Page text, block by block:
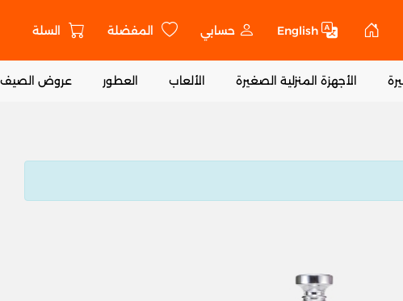
English حسابي المفضلة السلة
الأجهزة المنزلية الصغيرة الألعاب العطور عروض الصيف